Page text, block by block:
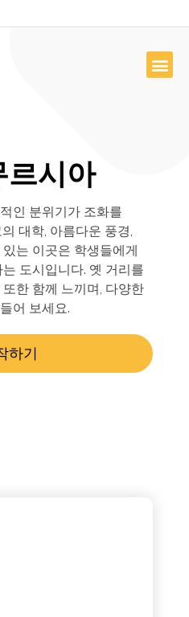
시아
인 분위기가 조화를
대학, 아름다운 풍경,
는 이곳은 학생들에게
도시입니다. 옛 거리를
한 함께 느끼며, 다양한
어 보세요.
하기